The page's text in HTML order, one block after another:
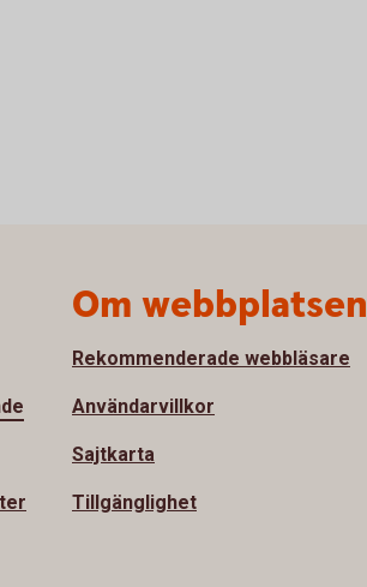
Om webbplatsen
Rekommenderade webbläsare
Användarvillkor
Sajtkarta
Tillgänglighet